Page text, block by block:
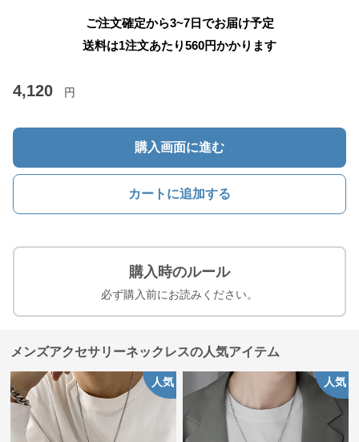
ご注文確定から3~7日でお届け予定
送料は1注文あたり560円かかります
4,120 円
購入画面に進む
カートに追加する
購入時のルール
必ず購入前にお読みください。
メンズアクセサリーネックレスの人気アイテム
人気 人気